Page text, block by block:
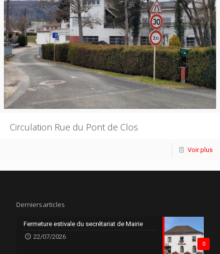
Circulation Rue du Pont de Clos
Voir plus
Derniers articles
0
Fermeture estivale du secrétariat de Mairie
22/07/2026